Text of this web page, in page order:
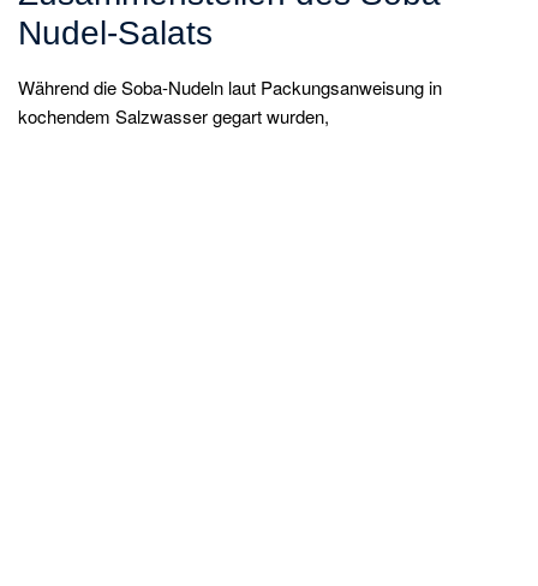
Nudel-Salats
Während die Soba-Nudeln laut Packungsanweisung in
kochendem Salzwasser gegart wurden,